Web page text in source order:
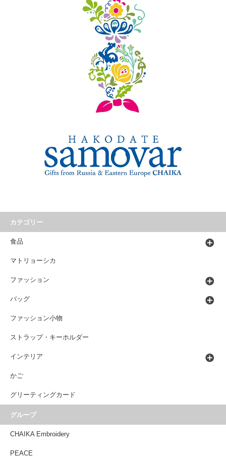
カテゴリー
食品
マトリョーシカ
ファッション
バッグ
ファッション小物
ストラップ・キーホルダー
インテリア
かご
グリーティングカード
グループ
CHAIKA Embroidery
PEACE